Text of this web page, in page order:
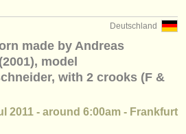
Deutschland
made by Andreas
model
with 2 crooks (F &
2011 - around 6:00am - Frankfurt